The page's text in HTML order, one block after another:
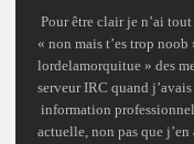
Pour être clair je n’ai
« non mais t’es trop
lordelamorquitue » des
serveur IRC quand j’avais
information
actuelle, non pas que